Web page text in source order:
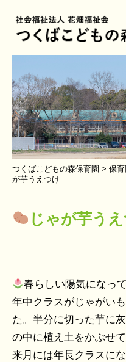
つくばこどもの森保育園 > 保
が芋うえつけ
じゃが芋う
春らしい陽気になっ
年中クラスがじゃがい
た。半分に切った芋に
の中に植え土をかぶせ
来月には年長クラスに